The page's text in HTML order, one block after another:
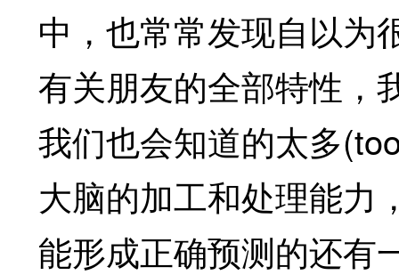
中，也常常发现自以为
有关朋友的全部特性，
我们也会知道的太多
大脑的加工和处理能力
能形成正确预测的还有